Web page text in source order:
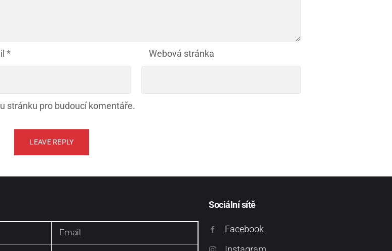
* Webová stránka
stránku pro budoucí komentáře.
Sociální sítě
Facebook